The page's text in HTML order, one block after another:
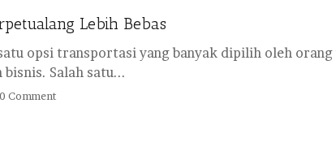
Lebih Bebas
opsi transportasi yang banyak dipilih oleh
Salah satu...
0 Comment